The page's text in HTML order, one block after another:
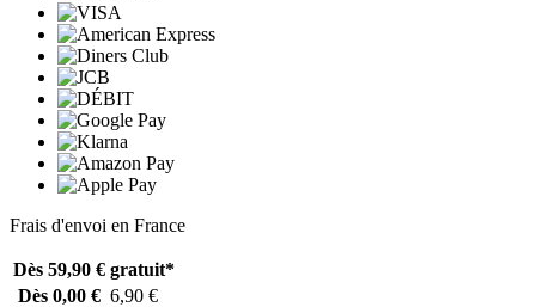
Frais d'envoi en France
Dès 59,90 € gratuit*
Dès 0,00 € 6,90 €